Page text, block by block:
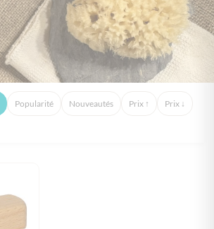
Popularité Nouveautés Prix ↑ Prix ↓